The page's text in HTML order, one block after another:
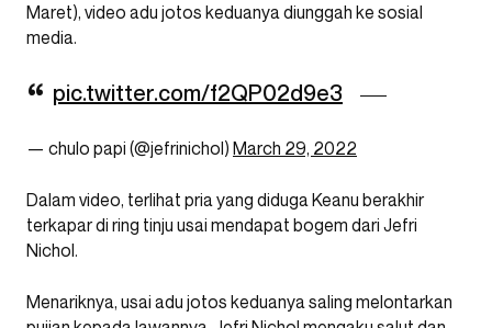
Maret), video adu jotos keduanya diunggah ke sosial
media.
pic.twitter.com/f2QP02d9e3
— chulo papi (@jefrinichol) March 29, 2022
Dalam video, terlihat pria yang diduga Keanu berakhir
terkapar di ring tinju usai mendapat bogem dari Jefri
Nichol.
Menariknya, usai adu jotos keduanya saling melontarkan